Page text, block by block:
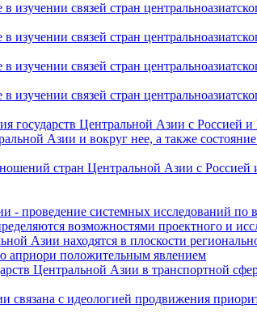
связей стран
связей стран
связей стран
связей стран
государств Центральной Азии с Россией
Азии и вокруг нее, а также состояние
стран Центральной Азии с
проведение системных исследований по
возможностями проектного и
Азии находятся в плоскости
априори положительным явлением
Центральной Азии в транспортной
с идеологией продвижения